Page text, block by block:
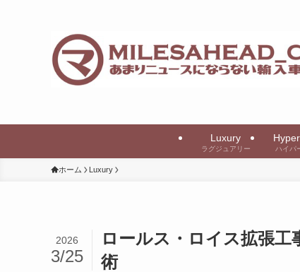
Luxury
ラグジュアリー ハイパ
ホーム Luxury
ロールス・ロイス拡張
術
2026
3/25